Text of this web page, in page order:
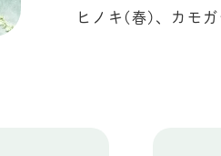
ヒノキ(春)、カモ